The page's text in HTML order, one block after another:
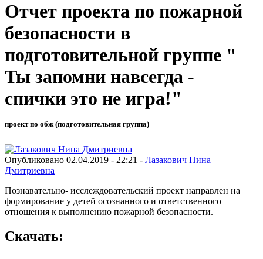
Отчет проекта по пожарной
безопасности в
подготовительной группе "
Ты запомни навсегда -
спички это не игра!"
проект по обж (подготовительная группа)
Опубликовано 02.04.2019 - 22:21 - Лазакович Нина
Дмитриевна
Познавательно- исслеждовательский проект направлен на
формирование у детей осознанного и ответственного
отношения к выполнению пожарной безопасности.
Скачать: